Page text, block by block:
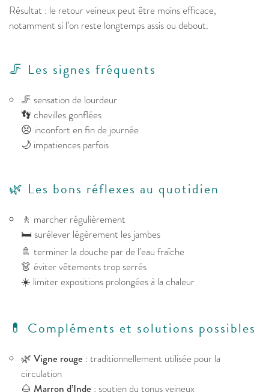
Résultat : le retour veineux peut être moins efficace,
notamment si l’on reste longtemps assis ou debout.
🦵 Les signes fréquents
🦵 sensation de lourdeur
👣 chevilles gonflées
😣 inconfort en fin de journée
🌙 impatiences parfois
🌿 Les bons réflexes au quotidien
🚶 marcher régulièrement
🛏️ surélever légèrement les jambes
🚿 terminer la douche par de l’eau fraîche
👗 éviter vêtements trop serrés
☀️ limiter expositions prolongées à la chaleur
💊 Compléments et solutions possibles
🌿 Vigne rouge : traditionnellement utilisée pour la
circulation
🌰 Marron d’Inde : soutien du tonus veineux